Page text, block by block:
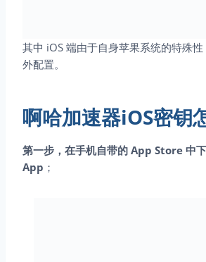
其中 iOS 端由于自身苹果系统的特殊
外配置。
啊哈加速器iOS密钥
第一步，在手机自带的 App Store 中
App ；